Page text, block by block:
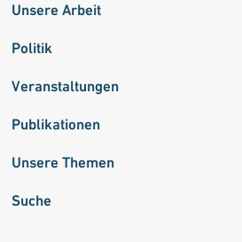
Unsere Arbeit
Politik
Veranstaltungen
Publikationen
Unsere Themen
Suche